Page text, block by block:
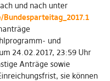
und nach unter
und
24.02.2017, 23:59 Uhr
Anträge sowie
sie können